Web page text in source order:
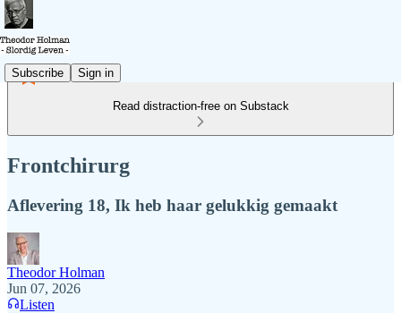
Subscribe Sign in
Read distraction-free on Substack
Frontchirurg
Aflevering 18, Ik heb haar gelukkig gemaakt
Theodor Holman
Jun 07, 2026
Listen